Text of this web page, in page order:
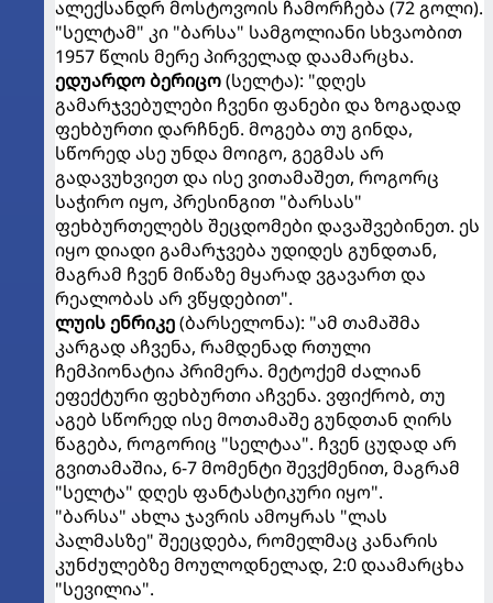
ალექსანდრ მოსტოვოის ჩამორჩება (72 გოლი).
"სელტამ" კი "ბარსა" სამგოლიანი სხვაობით
1957 წლის მერე პირველად დაამარცხა.
ედუარდო ბერიცო(სელტა): "დღეს
გამარჯვებულები ჩვენი ფანები და ზოგადად
ფეხბურთი დარჩნენ. მოგება თუ გინდა,
სწორედ ასე უნდა მოიგო, გეგმას არ
გადავუხვიეთ და ისე ვითამაშეთ, როგორც
საჭირო იყო, პრესინგით "ბარსას"
ფეხბურთელებს შეცდომები დავაშვებინეთ. ეს
იყო დიადი გამარჯვება უდიდეს გუნდთან,
მაგრამ ჩვენ მიწაზე მყარად ვგავართ და
რეალობას არ ვწყდებით".
ლუის ენრიკე(ბარსელონა): "ამ თამაშმა
კარგად აჩვენა, რამდენად რთული
ჩემპიონატია პრიმერა. მეტოქემ ძალიან
ეფექტური ფეხბურთი აჩვენა. ვფიქრობ, თუ
აგებ სწორედ ისე მოთამაშე გუნდთან ღირს
წაგება, როგორიც "სელტაა". ჩვენ ცუდად არ
გვითამაშია, 6-7 მომენტი შევქმენით, მაგრამ
"სელტა" დღეს ფანტასტიკური იყო".
"ბარსა" ახლა ჯავრის ამოყრას "ლას
პალმასზე" შეეცდება, რომელმაც კანარის
კუნძულებზე მოულოდნელად, 2:0 დაამარცხა
"სევილია".